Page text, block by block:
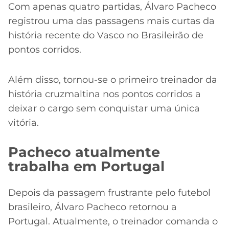
Com apenas quatro partidas, Álvaro Pacheco
registrou uma das passagens mais curtas da
história recente do Vasco no Brasileirão de
pontos corridos.
Além disso, tornou-se o primeiro treinador da
história cruzmaltina nos pontos corridos a
deixar o cargo sem conquistar uma única
vitória.
Pacheco atualmente
trabalha em Portugal
Depois da passagem frustrante pelo futebol
brasileiro, Álvaro Pacheco retornou a
Portugal. Atualmente, o treinador comanda o